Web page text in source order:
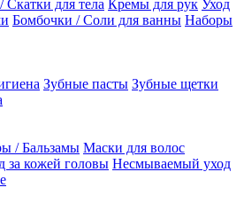
для тела Кремы для рук Уход
Бомбочки / Соли для ванны Наборы
Зубные пасты Зубные щетки
/ Бальзамы Маски для волос
за кожей головы Несмываемый уход